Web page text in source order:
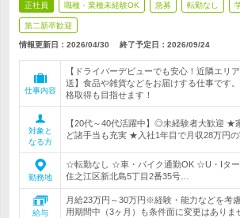
正社員 職種・業種未経験OK 急募 転勤なし
第二新卒歓迎
情報更新日：2026/04/30 終了予定日： 2026/09/24
仕事内容
【ドライバーデビューでも安心！近隣エリ
送】食品や雑貨などをお届けする仕事です
格取得も目指せます！
対象と
なる方
【20代～40代活躍中】◎未経験者大歓迎 ★
ど諸手当も充実 ★入社1年目で月収28万円の
勤務地
☆転勤なし ☆車・バイク通勤OK ☆U・Iター
住之江区新北島5丁目2番35号…
給与
月給23万円～30万円※経験・能力などを考
用期間中（3ヶ月）も条件面に変更はありま